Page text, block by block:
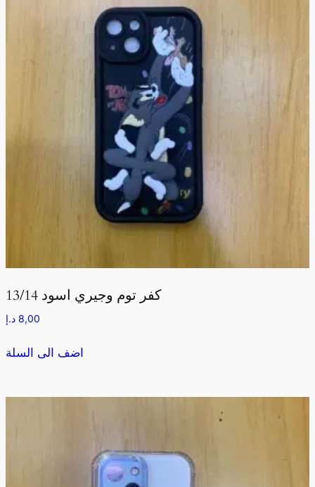
كفر توم وجيري اسود 13/14
8,00 د.إ
اضف الى السلة